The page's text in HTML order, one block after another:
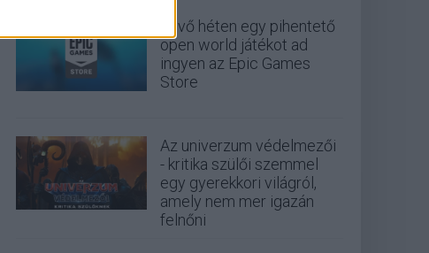
Jövő héten egy pihentető
open world játékot ad
ingyen az Epic Games
Store
Az univerzum védelmezői
- kritika szülői szemmel
egy gyerekkori világról,
amely nem mer igazán
felnőni